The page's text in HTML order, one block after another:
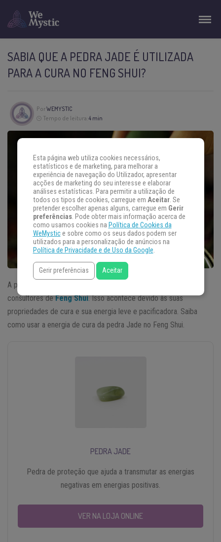
SABIA QUE A PEDRA JADE É UTILIZADA
PARA A CURA NO FENG SHUI?
PorWEMYSTIC
Tempo de leitura:4 min
A pedra Jade costuma ser a favorita entre os especialistas e
consultores deFeng Shui. Isso acontece devido às suas
propriedades de cura e sua energia leve e pacificadora. Saiba
como usar a energia de cura da pedra Jade no Feng Shui.
PEDRA JADE
Pedra de proteção que ajuda a transmutar as energias
negativas em energias positivas.
VER NA LOJA ONLINE
Esta página web utiliza cookies necessários,
estatísticos e de marketing, para melhorar a
experiência de navegação do Utilizador, apresentar
acções de marketing do seu interesse e elaborar
análises estatísticas. Para permitir a utilização de
todos os tipos de cookies, carregue em Aceitar. Se
pretender escolher apenas alguns, carregue em Gerir
preferências. Pode obter mais informação acerca de
como usamos cookies na Política de Cookies da
WeMystice sobre como os seus dados podem ser
utilizados para a personalização de anúncios na
Política de Privacidade e de Uso da Google.
Gerir preferências Aceitar